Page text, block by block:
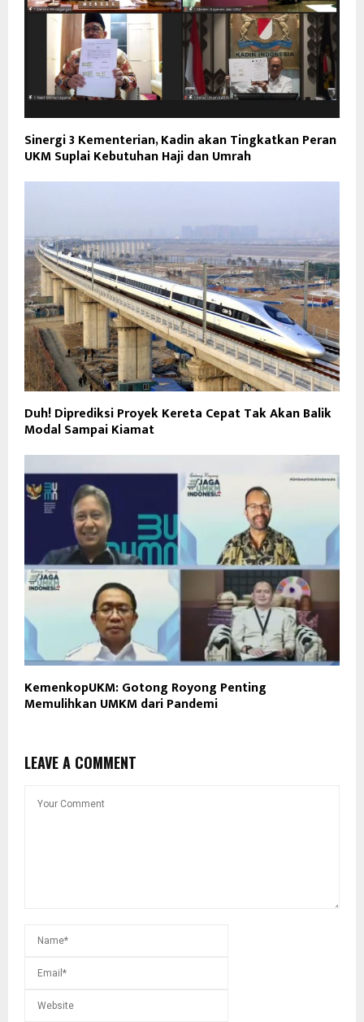
Sinergi 3 Kementerian, Kadin akan Tingkatkan Peran
UKM Suplai Kebutuhan Haji dan Umrah
Duh! Diprediksi Proyek Kereta Cepat Tak Akan Balik
Modal Sampai Kiamat
KemenkopUKM: Gotong Royong Penting
Memulihkan UMKM dari Pandemi
LEAVE A COMMENT